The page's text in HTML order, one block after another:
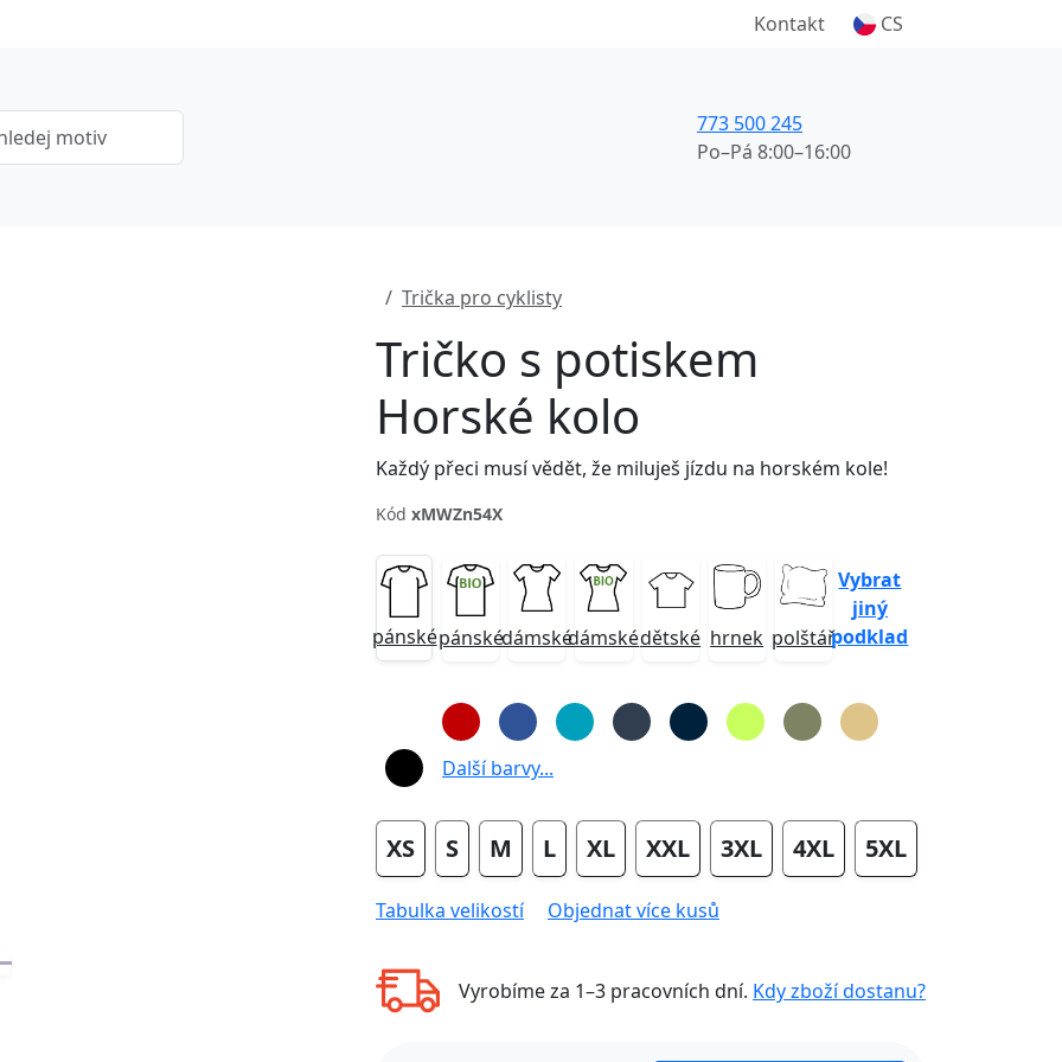
Kontakt CS
773 500 245
Po–Pá 8:00–16:00
Trička pro cyklisty
Tričko s potiskem
Horské kolo
Každý přeci musí vědět, že miluješ jízdu na horském kole!
Kód xMWZn54X
pánsképánskédámskédámskédětské hrnek polštář
Vybrat
jiný
podklad
Další barvy...
XS S M L XL XXL 3XL 4XL 5XL
Tabulka velikostí Objednat více kusů
Vyrobíme za 1–3 pracovních dní. Kdy zboží dostanu?